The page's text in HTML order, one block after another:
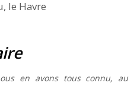
le Havre
en avons tous connu, au